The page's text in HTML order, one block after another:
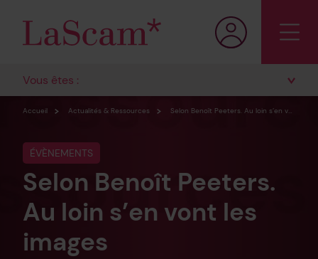
Vous êtes :
Accueil Actualités & Ressources Selon Benoît Peeters. Au loin s’en vont les images
ÉVÈNEMENTS
Selon Benoît Peeters.
Au loin s’en vont les
images